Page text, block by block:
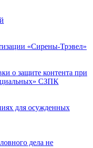
«Сирены-Трэвел»
о защите контента при
СЗПК
для осужденных
дела не